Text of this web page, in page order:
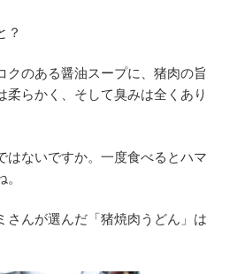
？
のある醤油スープに、猪肉の旨
柔らかく、そして臭みは全くあり
はないですか。一度食べるとハマ
さんが選んだ「猪焼肉うどん」は